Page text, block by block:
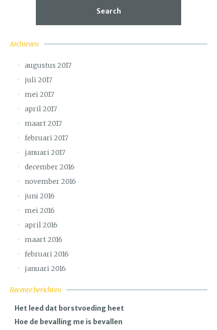
Search
Archieven
augustus 2017
juli 2017
mei 2017
april 2017
maart 2017
februari 2017
januari 2017
december 2016
november 2016
juni 2016
mei 2016
april 2016
maart 2016
februari 2016
januari 2016
Recente berichten
Het leed dat borstvoeding heet
Hoe de bevalling me is bevallen